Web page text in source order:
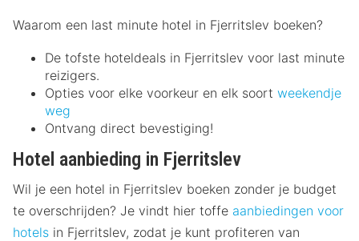
Waarom een last minute hotel in Fjerritslev boeken?
De tofste hoteldeals in Fjerritslev voor last minute
reizigers.
Opties voor elke voorkeur en elk soort weekendje
weg
Ontvang direct bevestiging!
Hotel aanbieding in Fjerritslev
Wil je een hotel in Fjerritslev boeken zonder je budget
te overschrijden? Je vindt hier toffe aanbiedingen voor
hotels in Fjerritslev, zodat je kunt profiteren van